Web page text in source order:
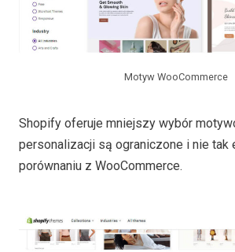
Motyw WooCommerce
Shopify oferuje mniejszy wybór
personalizacji są ograniczone i nie tak
porównaniu z WooCommerce.